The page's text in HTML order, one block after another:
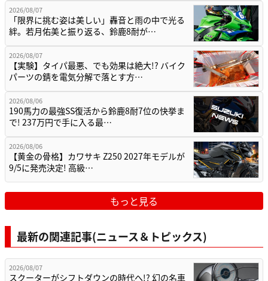
2026/08/07
「限界に挑む姿は美しい」轟音と雨の中で光る
絆。若月佑美と振り返る、鈴鹿8耐が…
2026/08/07
【実験】タイパ最悪、でも効果は絶大!? バイク
パーツの錆を電気分解で落とす方…
2026/08/06
190馬力の最強SS復活から鈴鹿8耐7位の快挙ま
で! 237万円で手に入る最…
2026/08/06
【黄金の骨格】カワサキ Z250 2027年モデルが
9/5に発売決定! 高級…
もっと見る
最新の関連記事(ニュース＆トピックス)
2026/08/07
スクーターがシフトダウンの時代へ!? 幻の名車